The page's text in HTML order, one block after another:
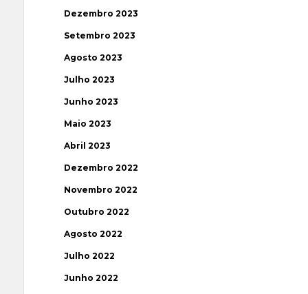
Dezembro 2023
Setembro 2023
Agosto 2023
Julho 2023
Junho 2023
Maio 2023
Abril 2023
Dezembro 2022
Novembro 2022
Outubro 2022
Agosto 2022
Julho 2022
Junho 2022